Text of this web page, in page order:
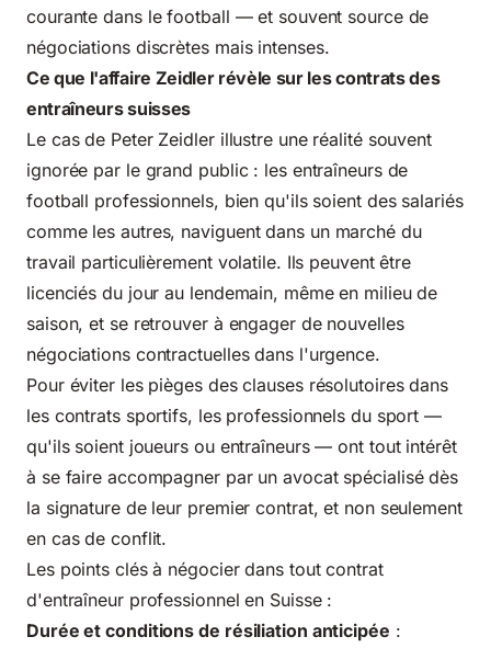
courante dans le football — et souvent source de
négociations discrètes mais intenses.
Ce que l'affaire Zeidler révèle sur les contrats des
entraîneurs suisses
Le cas de Peter Zeidler illustre une réalité souvent
ignorée par le grand public : les entraîneurs de
football professionnels, bien qu'ils soient des salariés
comme les autres, naviguent dans un marché du
travail particulièrement volatile. Ils peuvent être
licenciés du jour au lendemain, même en milieu de
saison, et se retrouver à engager de nouvelles
négociations contractuelles dans l'urgence.
Pour éviter les pièges des clauses résolutoires dans
les contrats sportifs, les professionnels du sport —
qu'ils soient joueurs ou entraîneurs — ont tout intérêt
à se faire accompagner par un avocat spécialisé dès
la signature de leur premier contrat, et non seulement
en cas de conflit.
Les points clés à négocier dans tout contrat
d'entraîneur professionnel en Suisse :
Durée et conditions de résiliation anticipée :